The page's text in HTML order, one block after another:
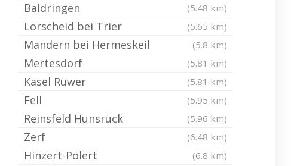
Baldringen (5.48 km)
Lorscheid bei Trier (5.65 km)
Mandern bei Hermeskeil (5.8 km)
Mertesdorf (5.81 km)
Kasel Ruwer (5.81 km)
Fell (5.95 km)
Reinsfeld Hunsrück (5.96 km)
Zerf (6.48 km)
Hinzert-Pölert (6.8 km)